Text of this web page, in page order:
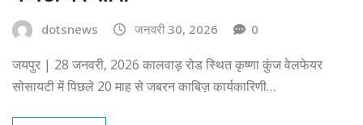
dotsnews जनवरी 30, 2026 0
जयपुर | 28 जनवरी, 2026 कालवाड़ रोड स्थित कृष्णा कुंज वेलफेयर
सोसायटी में पिछले 20 माह से जबरन काबिज़ कार्यकारिणी…